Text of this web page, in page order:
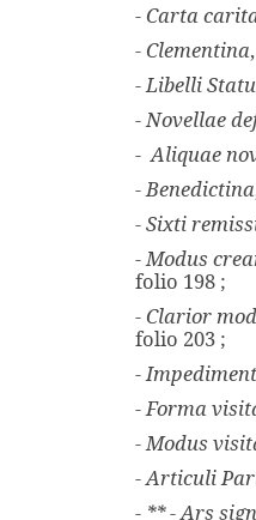
- Carta
- Clementina
- Libelli
- Novellae
- Aliquae
- Benedictina
- Sixti
- Modus
folio 198 ;
- Clarior
folio 203 ;
-
- Forma
- Modus
- Articuli
- ** - Ars